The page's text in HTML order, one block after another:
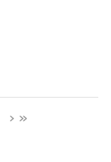
지
마지막페이지